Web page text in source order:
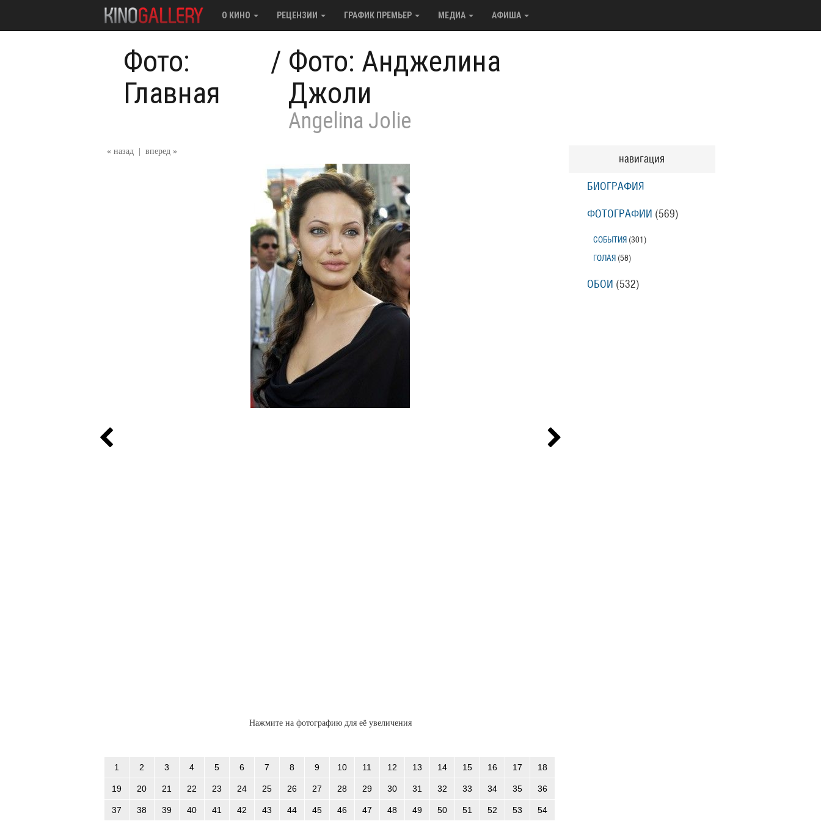
О КИНО РЕЦЕНЗИИ ГРАФИК ПРЕМЬЕР МЕДИА АФИША
Фото:
Главная
/ Фото: Анджелина
Джоли
Angelina Jolie
« назад вперед »
Нажмите на фотографию для её увеличения
1 2 3 4 5 6 7 8 9 10 11 12 13 14 15 16 17 18
19 20 21 22 23 24 25 26 27 28 29 30 31 32 33 34 35 36
37 38 39 40 41 42 43 44 45 46 47 48 49 50 51 52 53 54
навигация
БИОГРАФИЯ
ФОТОГРАФИИ (569)
СОБЫТИЯ (301 )
ГОЛАЯ (58)
ОБОИ (532)